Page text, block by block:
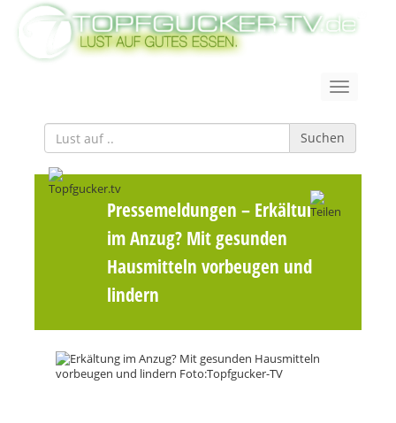
Suchen
Pressemeldungen – Erkältung
im Anzug? Mit gesunden
Hausmitteln vorbeugen und
lindern